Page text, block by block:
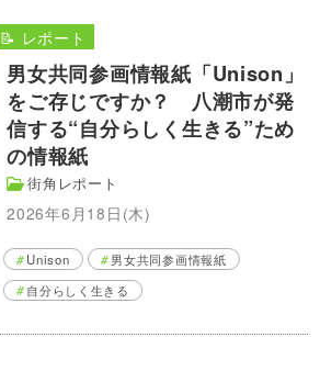
男女共同参画情報紙「Unison」
をご存じですか？ 八潮市が発
信する“自分らしく生きる”ため
の情報紙
街角レポート
2026年6月18日(木)
📝 レポート
Unison
男女共同参画情報紙
自分らしく生きる